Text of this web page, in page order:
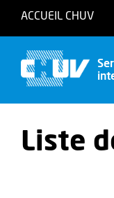
ACCUEIL CHUV
Liste